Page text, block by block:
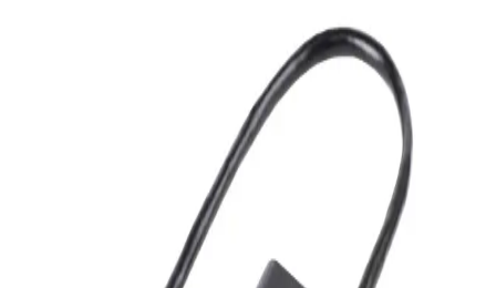
Powerway 128 GB USB 3.0 Metal Mini Flash Bellek
İnceleme ve Kullanım Özellikleri
Powerway 128 GB USB 3.0 metal mini bellek, yüksek hız ve
dayanıklılık sunan taşınabilir depolama çözümüdür. Şık tasarımı ve
geniş kapasitesiyle büyük dosya transferlerinde avantaj sağlar.
Syrox Metal USB Bellek 8 GB: Dayanıklı ve Yüksek
Performanslı Taşınabilir Depolama Çözümü
Syrox Metal USB Bellek 8 GB, dayanıklı metal gövdesi ve yüksek
performansıyla güvenilir veri aktarımı sağlar. Mobil uyumlu